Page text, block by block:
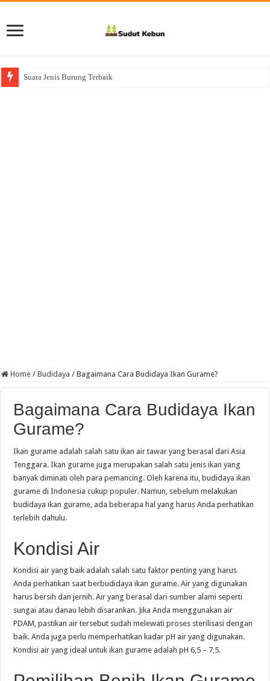
Suara Jenis Burung Terbaik
Home / Budidaya / Bagaimana Cara Budidaya Ikan Gurame?
Bagaimana Cara Budidaya Ikan
Gurame?
Ikan gurame adalah salah satu ikan air tawar yang berasal dari Asia
Tenggara. Ikan gurame juga merupakan salah satu jenis ikan yang
banyak diminati oleh para pemancing. Oleh karena itu, budidaya ikan
gurame di Indonesia cukup populer. Namun, sebelum melakukan
budidaya ikan gurame, ada beberapa hal yang harus Anda perhatikan
terlebih dahulu.
Kondisi Air
Kondisi air yang baik adalah salah satu faktor penting yang harus
Anda perhatikan saat berbudidaya ikan gurame. Air yang digunakan
harus bersih dan jernih. Air yang berasal dari sumber alami seperti
sungai atau danau lebih disarankan. Jika Anda menggunakan air
PDAM, pastikan air tersebut sudah melewati proses sterilisasi dengan
baik. Anda juga perlu memperhatikan kadar pH air yang digunakan.
Kondisi air yang ideal untuk ikan gurame adalah pH 6,5 – 7,5.